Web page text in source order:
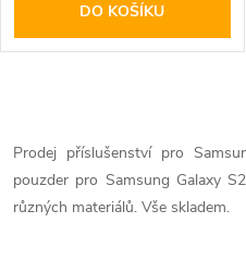
DO KOŠÍKU
v
l
Prodej příslušenství pro
pouzder pro Samsung Galaxy
různých materiálů. Vše skladem.